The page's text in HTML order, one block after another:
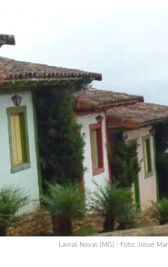
Lavras Novas (MG) - Foto: Josue